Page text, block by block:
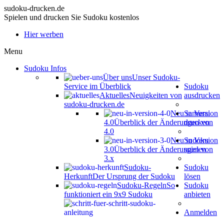
sudoku-drucken.de
Spielen und drucken Sie Sudoku kostenlos
Hier werben
Menu
Sudoku Infos
Über unsUnser Sudoku-
Service im Überblick
AktuellesNeuigkeiten von
sudoku-drucken.de
Neu in Version
4.0Überblick der Änderungen von
4.0
Neu in Version
3.0Überblick der Änderungen von
3.x
Sudoku-
HerkunftDer Ursprung der Sudoku
Sudoku-RegelnSo
funktioniert ein 9x9 Sudoku
Sudoku
ausdrucken
Samurai
drucken
Sudoku
spielen
Sudoku
lösen
Sudoku
anbieten
Anmelden